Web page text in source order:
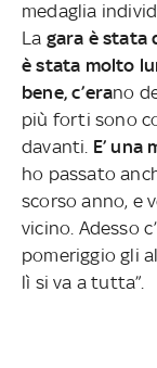
medaglia
La gara è stata
è stata molto
bene, c’erano
più forti sono
davanti. E’
ho passato
scorso anno, e
vicino. Adesso
pomeriggio gli
lì si va a tutta”.